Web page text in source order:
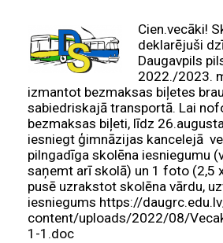
Cien.vecāki!
deklarējuši
Daugavpils
2022./2023.
izmantot bezmaksas biļetes
sabiedriskajā transportā. Lai
bezmaksas biļeti, līdz
iesniegt ģimnāzijas kancelejā
pilngadīga skolēna iesniegumu
saņemt arī skolā) un 1 foto (2,5
pusē uzrakstot skolēna vārdu,
iesniegums https://
content/uploads/2022/08/
1-1.doc